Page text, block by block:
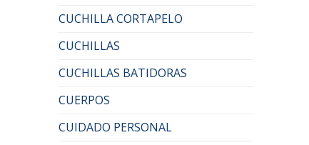
CUCHILLA CORTAPELO
CUCHILLAS
CUCHILLAS BATIDORAS
CUERPOS
CUIDADO PERSONAL